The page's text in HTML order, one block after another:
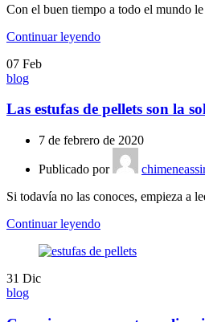
Con el buen tiempo a todo el mundo le
Continuar leyendo
07 Feb
blog
Las estufas de pellets son la
7 de febrero de 2020
Publicado por
Si todavía no las conoces, empieza a
Continuar leyendo
31 Dic
blog